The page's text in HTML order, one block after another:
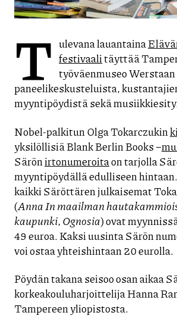
T ulevana lauantaina
festivaalitäyttää
työväenmuseo
paneelikeskusteluista,
myyntipöydistä sekä
Nobel-palkitun Olga Tokarczukin
yksilöllisiä Blank Berlin Books –
Särönirtonumeroitaon tarjolla
myyntipöydällä edulliseen
kaikki Säröttären julkaisemat
(Anna In maailman
kaupunki,Ognosia) ovat
49 euroa. Kaksi uusinta Särön
voi ostaa yhteishintaan 20 eurolla.
Pöydän takana seisoo osan aikaa
korkeakouluharjoittelija Hanna
Tampereen yliopistosta.